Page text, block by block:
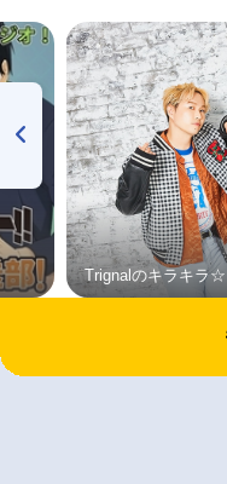
Trignalのキラキラ☆